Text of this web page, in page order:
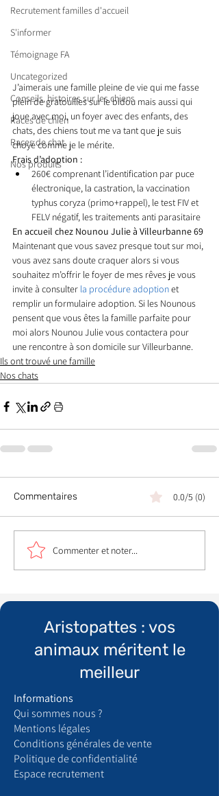
Recrutement familles d'accueil
S'informer
Témoignage FA
Uncategorized
Conseils, histoires sur les chiens
Races de chien
Races de chat
Nos produits
J’aimerais une famille pleine de vie qui me fasse
plein de gratouilles sur le bidou mais aussi qui
joue avec moi, un foyer avec des enfants, des
chats, des chiens tout me va tant que je suis
choyé comme je le mérite.
Frais d’adoption :
260€ comprenant l’identification par puce
électronique, la castration, la vaccination
typhus coryza (primo+rappel), le test FIV et
FELV négatif, les traitements anti parasitaire
En accueil chez Nounou Julie à Villeurbanne 69
Maintenant que vous savez presque tout sur moi,
vous avez sans doute craquer alors si vous
souhaitez m’offrir le foyer de mes rêves je vous
invite à consulter la procédure adoption et
remplir un formulaire adoption. Si les Nounous
pensent que vous êtes la famille parfaite pour
moi alors Nounou Julie vous contactera pour
une rencontre à son domicile sur Villeurbanne.
Ils ont trouvé une famille
Nos chats
Commentaires 0.0/5 (0)
Commenter et noter...
Aristopattes : vos
animaux méritent le
meilleur
Informations
Qui sommes nous ?
​Mentions légales
Conditions générales de vente
Politique de confidentialité
Espace recrutement